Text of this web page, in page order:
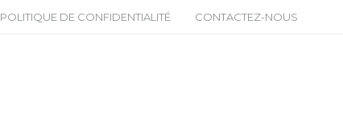
POLITIQUE DE CONFIDENTIALITÉ CONTACTEZ-NOUS